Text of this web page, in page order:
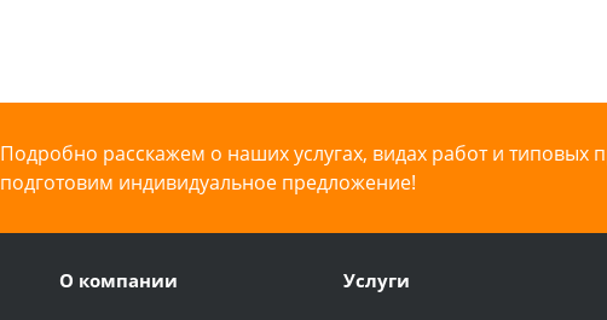
Подробно расскажем о наших услугах, видах работ и типовых
подготовим индивидуальное предложение!
О компании Услуги